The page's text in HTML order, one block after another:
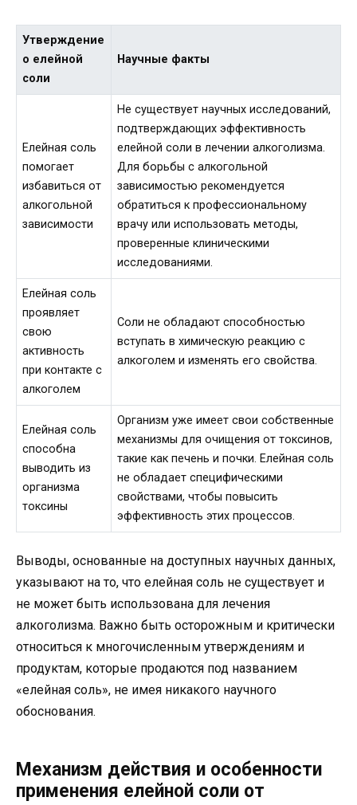
Утверждение
о елейной
соли
Научные факты
Елейная соль
помогает
избавиться от
алкогольной
зависимости
Не существует научных исследований,
подтверждающих эффективность
елейной соли в лечении алкоголизма.
Для борьбы с алкогольной
зависимостью рекомендуется
обратиться к профессиональному
врачу или использовать методы,
проверенные клиническими
исследованиями.
Елейная соль
проявляет
свою
активность
при контакте с
алкоголем
Соли не обладают способностью
вступать в химическую реакцию с
алкоголем и изменять его свойства.
Елейная соль
способна
выводить из
организма
токсины
Организм уже имеет свои собственные
механизмы для очищения от токсинов,
такие как печень и почки. Елейная соль
не обладает специфическими
свойствами, чтобы повысить
эффективность этих процессов.
Выводы, основанные на доступных научных данных,
указывают на то, что елейная соль не существует и
не может быть использована для лечения
алкоголизма. Важно быть осторожным и критически
относиться к многочисленным утверждениям и
продуктам, которые продаются под названием
«елейная соль», не имея никакого научного
обоснования.
Механизм действия и особенности
применения елейной соли от